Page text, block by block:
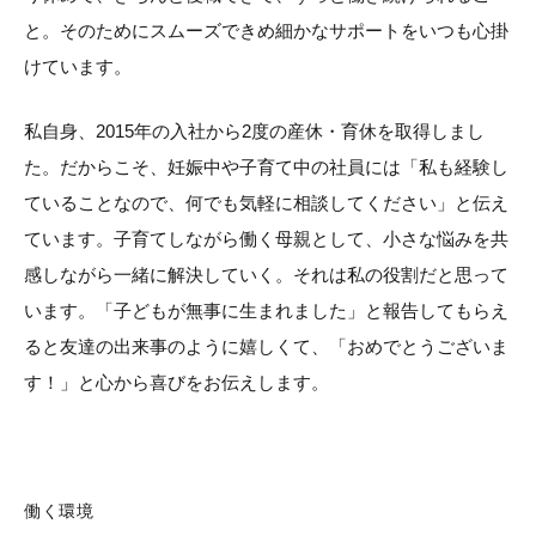
と。そのためにスムーズできめ細かなサポートをいつも心掛
けています。
私自身、2015年の入社から2度の産休・育休を取得しまし
た。だからこそ、妊娠中や子育て中の社員には「私も経験し
ていることなので、何でも気軽に相談してください」と伝え
ています。子育てしながら働く母親として、小さな悩みを共
感しながら一緒に解決していく。それは私の役割だと思って
います。「子どもが無事に生まれました」と報告してもらえ
ると友達の出来事のように嬉しくて、「おめでとうございま
す！」と心から喜びをお伝えします。
働く環境